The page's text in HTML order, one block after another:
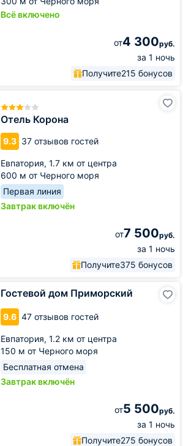
Всё включено
от4 300руб.
за 1 ночь
Получите215 бонусов
Отель Корона
9.3 37 отзывов гостей
Евпатория, 1.7 км от центра
600 м от Черного моря
Первая линия
Завтрак включён
от7 500руб.
за 1 ночь
Получите375 бонусов
Гостевой дом Приморский
9.6 47 отзывов гостей
Евпатория, 1.2 км от центра
150 м от Черного моря
Бесплатная отмена
Завтрак включён
от5 500руб.
за 1 ночь
Получите275 бонусов